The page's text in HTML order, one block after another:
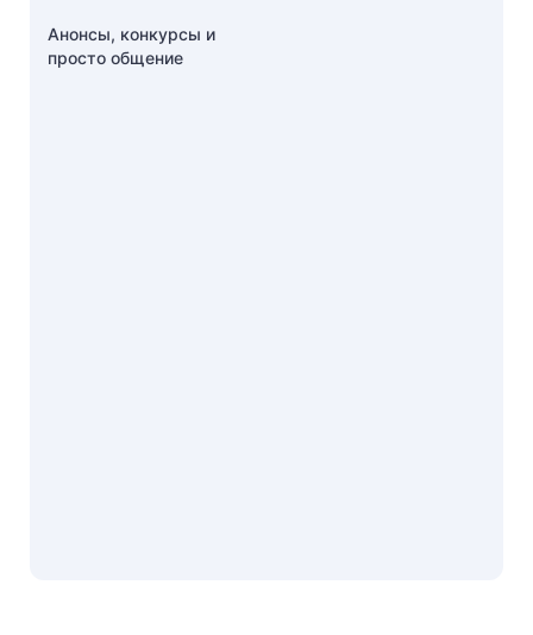
Анонсы, конкурсы и
просто общение